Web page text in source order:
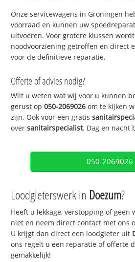
Onze servicewagens in Groningen
voorraad en kunnen uw
uitvoeren. Voor grotere klussen
noodvoorziening getroffen en direct
voor de definitieve reparatie.
Offerte of advies nodig?
Wilt u weten wat wij voor u kunnen
gerust op050-2069026 om te kijken
zijn. Ook voor een gratis
oversanitairspecialist. Dag en nacht
050-2069026
Loodgieterswerk in Doezum?
Heeft u lekkage, verstopping of geen
niet en neem direct contact met ons
U krijgt dan direct een loodgieter uit
ons regelt u een reparatie of offerte
gemakkelijk!